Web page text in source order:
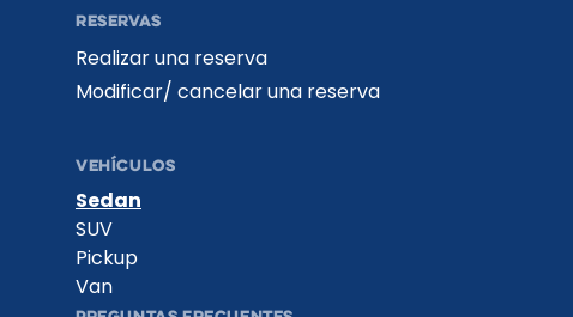
RESERVAS
Realizar una reserva
Modificar/ cancelar una reserva
VEHÍCULOS
Sedan
SUV
Pickup
Van